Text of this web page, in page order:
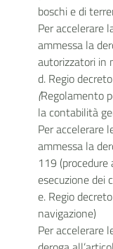
boschi e di
Per accelerare
ammessa la
autorizzatori in
d. Regio
(Regolamento
la contabilità
Per accelerare
ammessa la
119
esecuzione dei
e. Regio
navigazione)
Per accelerare